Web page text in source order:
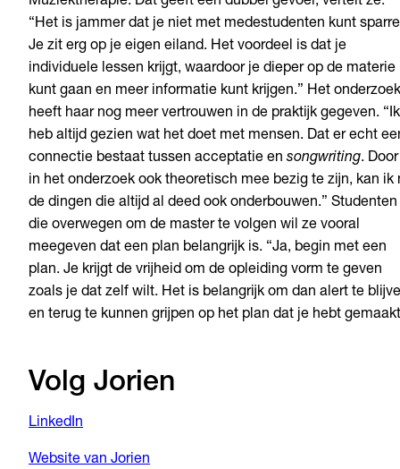
“Het is jammer dat je niet met medestudenten kunt
Je zit erg op je eigen eiland. Het voordeel is dat je
individuele lessen krijgt, waardoor je dieper op de materie
kunt gaan en meer informatie kunt krijgen.” Het onderzoek
heeft haar nog meer vertrouwen in de praktijk gegeven. “Ik
heb altijd gezien wat het doet met mensen. Dat er echt
connectie bestaat tussen acceptatie en songwriting.
in het onderzoek ook theoretisch mee bezig te zijn, kan ik
de dingen die altijd al deed ook onderbouwen.” Studenten
die overwegen om de master te volgen wil ze vooral
meegeven dat een plan belangrijk is. “Ja, begin met een
plan. Je krijgt de vrijheid om de opleiding vorm te geven
zoals je dat zelf wilt. Het is belangrijk om dan alert te
en terug te kunnen grijpen op het plan dat je hebt
Volg Jorien
LinkedIn
Website van Jorien